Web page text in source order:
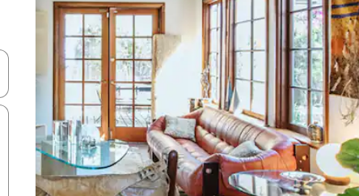
le haut et vers le bas pour les parcourir ou en appuyant et en